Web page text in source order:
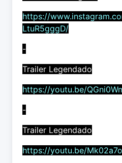
https://
LtuR5gggD/
-
Trailer Legendado
https://youtu.be/
-
Trailer Legendado
https://youtu.be/